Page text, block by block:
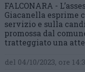
FALCONARA -
Giacanella esprime
servizio e sulla
promossa dal
tratteggiato una
del 04/10/2023, ore